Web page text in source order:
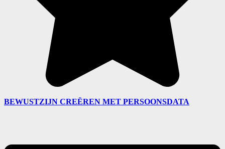
BEWUSTZIJN CREËREN MET PERSOONSDATA